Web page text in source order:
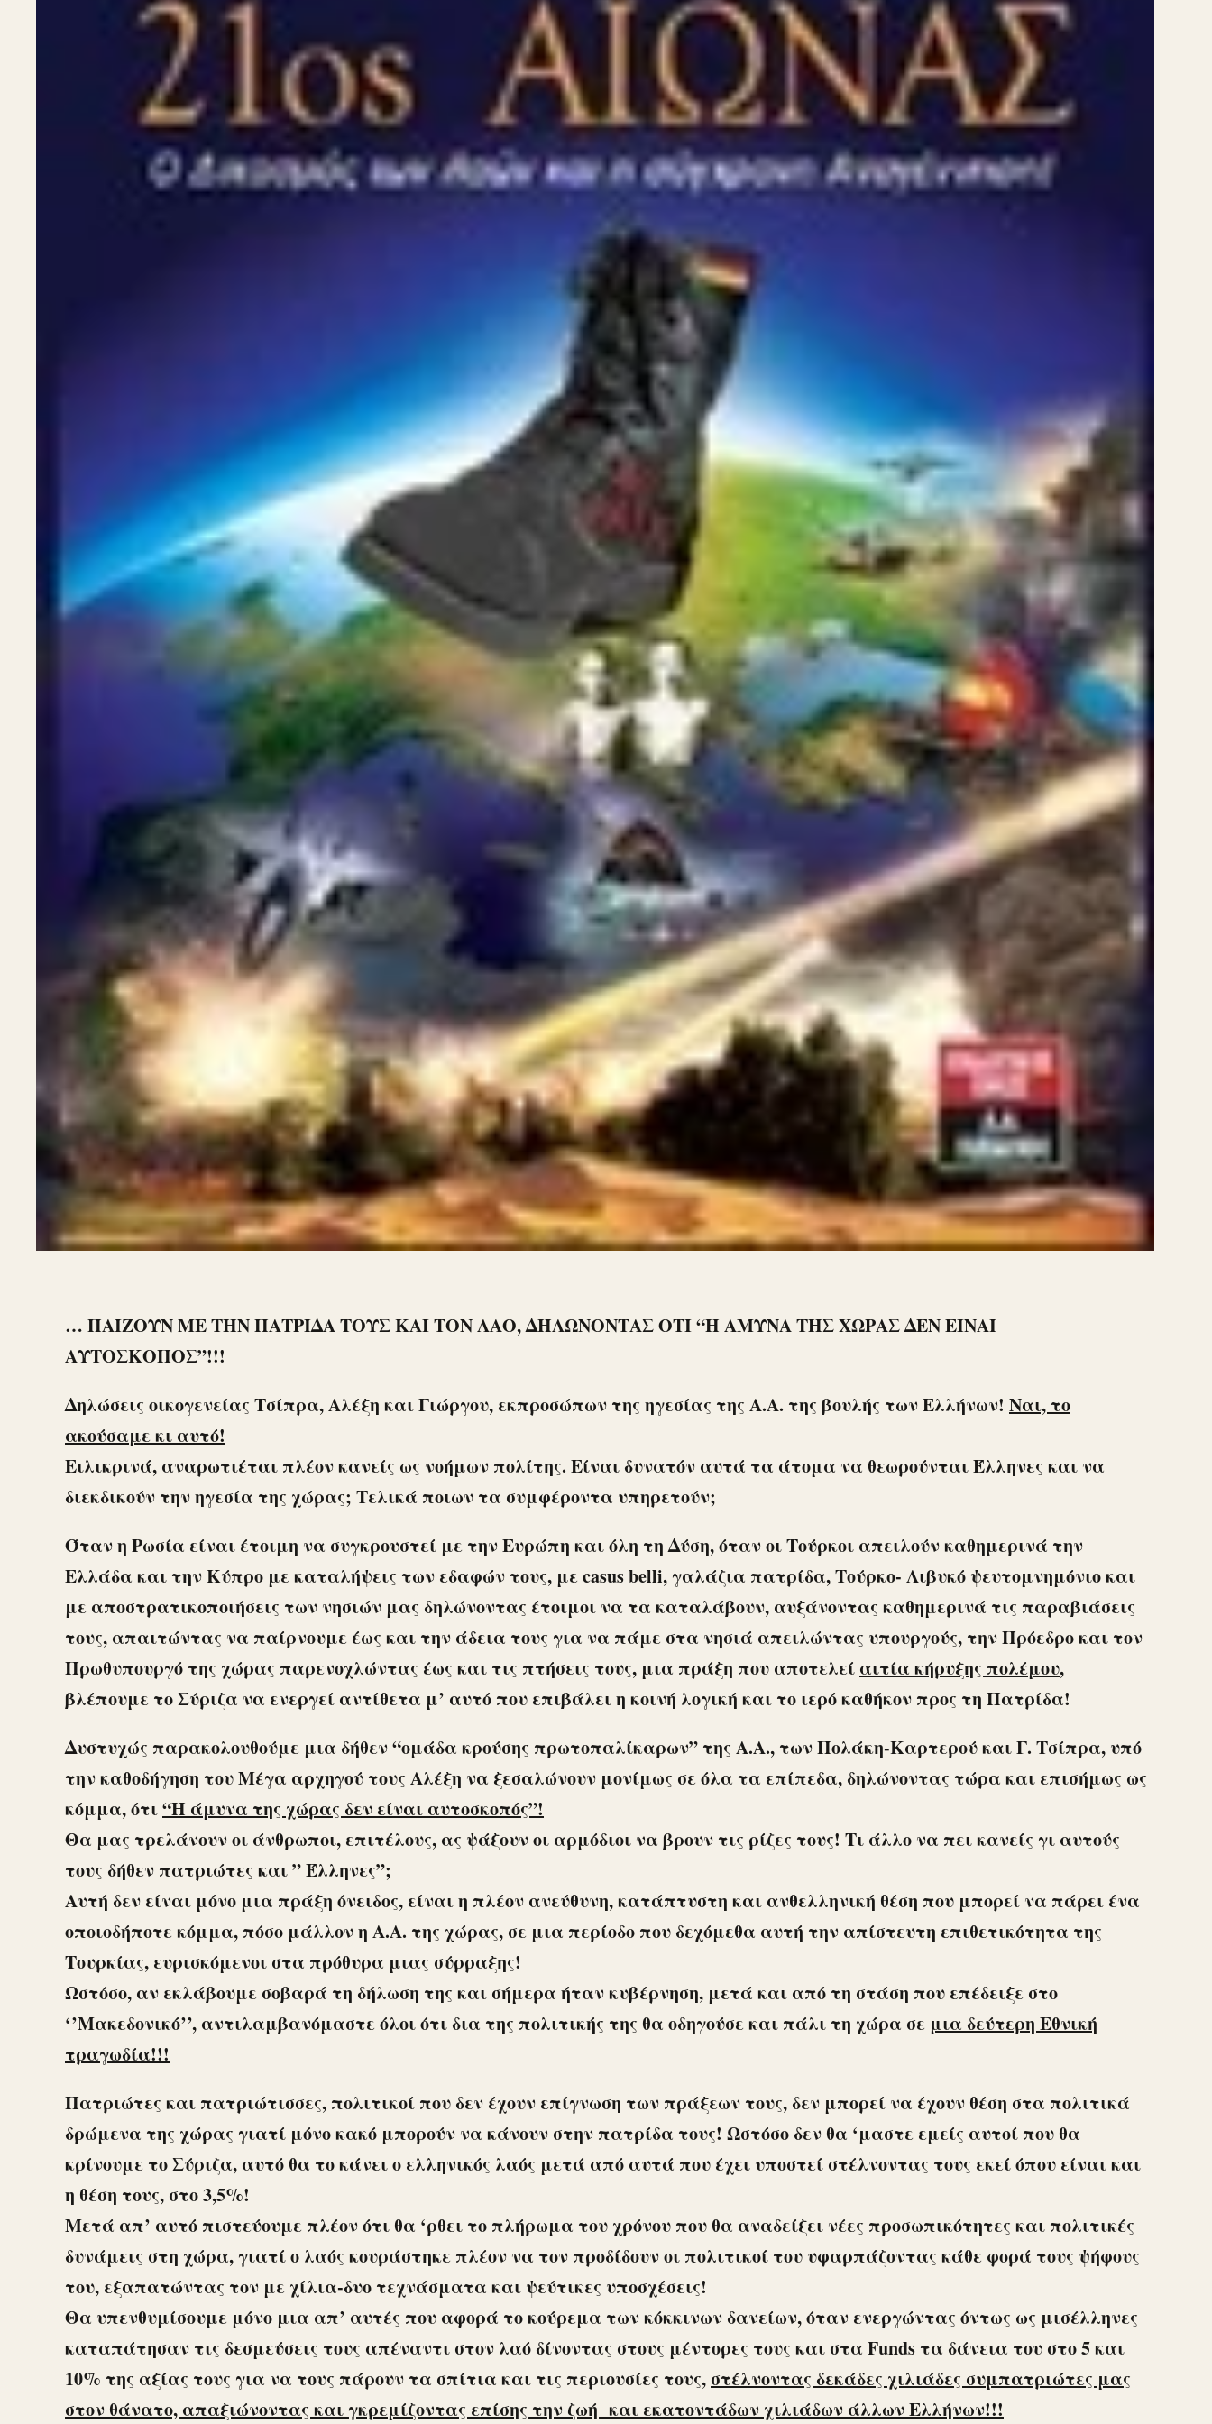
… ΠΑΙΖΟΥΝ ΜΕ ΤΗΝ ΠΑΤΡΙΔΑ ΤΟΥΣ ΚΑΙ ΤΟΝ ΛΑΟ, ΔΗΛΩΝΟΝΤΑΣ ΟΤΙ “Η ΑΜΥΝΑ ΤΗΣ ΧΩΡΑΣ ΔΕΝ ΕΙΝΑΙ
ΑΥΤΟΣΚΟΠΟΣ”!!!
Δηλώσεις οικογενείας Τσίπρα, Αλέξη και Γιώργου, εκπροσώπων της ηγεσίας της Α.Α. της βουλής των Ελλήνων! Ναι, το
ακούσαμε κι αυτό!
Ειλικρινά, αναρωτιέται πλέον κανείς ως νοήμων πολίτης. Είναι δυνατόν αυτά τα άτομα να θεωρούνται Έλληνες και να
διεκδικούν την ηγεσία της χώρας; Τελικά ποιων τα συμφέροντα υπηρετούν;
Όταν η Ρωσία είναι έτοιμη να συγκρουστεί με την Ευρώπη και όλη τη Δύση, όταν οι Τούρκοι απειλούν καθημερινά την
Ελλάδα και την Κύπρο με καταλήψεις των εδαφών τους, με casus belli, γαλάζια πατρίδα, Τούρκο- Λιβυκό ψευτομνημόνιο και
με αποστρατικοποιήσεις των νησιών μας δηλώνοντας έτοιμοι να τα καταλάβουν, αυξάνοντας καθημερινά τις παραβιάσεις
τους, απαιτώντας να παίρνουμε έως και την άδεια τους για να πάμε στα νησιά απειλώντας υπουργούς, την Πρόεδρο και τον
Πρωθυπουργό της χώρας παρενοχλώντας έως και τις πτήσεις τους, μια πράξη που αποτελεί αιτία κήρυξης πολέμου,
βλέπουμε το Σύριζα να ενεργεί αντίθετα μ’ αυτό που επιβάλει η κοινή λογική και το ιερό καθήκον προς τη Πατρίδα!
Δυστυχώς παρακολουθούμε μια δήθεν “ομάδα κρούσης πρωτοπαλίκαρων” της Α.Α., των Πολάκη-Καρτερού και Γ. Τσίπρα, υπό
την καθοδήγηση του Μέγα αρχηγού τους Αλέξη να ξεσαλώνουν μονίμως σε όλα τα επίπεδα, δηλώνοντας τώρα και επισήμως ως
κόμμα, ότι“Η άμυνα της χώρας δεν είναι αυτοσκοπός”!
Θα μας τρελάνουν οι άνθρωποι, επιτέλους, ας ψάξουν οι αρμόδιοι να βρουν τις ρίζες τους! Τι άλλο να πει κανείς γι αυτούς
τους δήθεν πατριώτες και ” Έλληνες”;
Αυτή δεν είναι μόνο μια πράξη όνειδος, είναι η πλέον ανεύθυνη, κατάπτυστη και ανθελληνική θέση που μπορεί να πάρει ένα
οποιοδήποτε κόμμα, πόσο μάλλον η Α.Α. της χώρας, σε μια περίοδο που δεχόμεθα αυτή την απίστευτη επιθετικότητα της
Τουρκίας, ευρισκόμενοι στα πρόθυρα μιας σύρραξης!
Ωστόσο, αν εκλάβουμε σοβαρά τη δήλωση της και σήμερα ήταν κυβέρνηση, μετά και από τη στάση που επέδειξε στο
‘’Μακεδονικό’’, αντιλαμβανόμαστε όλοι ότι δια της πολιτικής της θα οδηγούσε και πάλι τη χώρα σε μια δεύτερη Εθνική
τραγωδία!!!
Πατριώτες και πατριώτισσες, πολιτικοί που δεν έχουν επίγνωση των πράξεων τους, δεν μπορεί να έχουν θέση στα πολιτικά
δρώμενα της χώρας γιατί μόνο κακό μπορούν να κάνουν στην πατρίδα τους! Ωστόσο δεν θα ‘μαστε εμείς αυτοί που θα
κρίνουμε το Σύριζα, αυτό θα το κάνει ο ελληνικός λαός μετά από αυτά που έχει υποστεί στέλνοντας τους εκεί όπου είναι και
η θέση τους, στο 3,5%!
Μετά απ’ αυτό πιστεύουμε πλέον ότι θα ‘ρθει το πλήρωμα του χρόνου που θα αναδείξει νέες προσωπικότητες και πολιτικές
δυνάμεις στη χώρα, γιατί ο λαός κουράστηκε πλέον να τον προδίδουν οι πολιτικοί του υφαρπάζοντας κάθε φορά τους ψήφους
του, εξαπατώντας τον με χίλια-δυο τεχνάσματα και ψεύτικες υποσχέσεις!
Θα υπενθυμίσουμε μόνο μια απ’ αυτές που αφορά το κούρεμα των κόκκινων δανείων, όταν ενεργώντας όντως ως μισέλληνες
καταπάτησαν τις δεσμεύσεις τους απέναντι στον λαό δίνοντας στους μέντορες τους και στα Funds τα δάνεια του στο 5 και
10% της αξίας τους για να τους πάρουν τα σπίτια και τις περιουσίες τους, στέλνοντας δεκάδες χιλιάδες συμπατριώτες μας
στον θάνατο, απαξιώνοντας και γκρεμίζοντας επίσης την ζωή και εκατοντάδων χιλιάδων άλλων Ελλήνων!!!